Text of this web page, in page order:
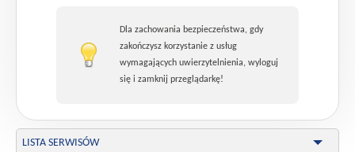
Dla zachowania bezpieczeństwa, gdy
zakończysz korzystanie z usług
wymagających uwierzytelnienia, wyloguj
się i zamknij przeglądarkę!
LISTA SERWISÓW